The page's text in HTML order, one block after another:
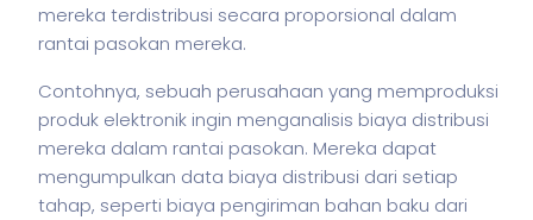
mereka terdistribusi secara proporsional dalam
rantai pasokan mereka.
Contohnya, sebuah perusahaan yang memproduksi
produk elektronik ingin menganalisis biaya distribusi
mereka dalam rantai pasokan. Mereka dapat
mengumpulkan data biaya distribusi dari setiap
tahap, seperti biaya pengiriman bahan baku dari